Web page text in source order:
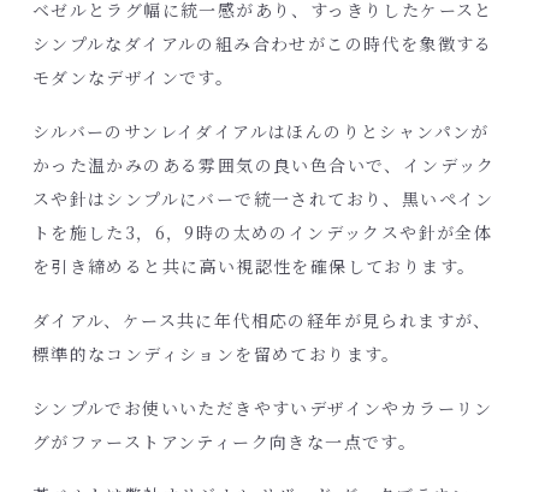
ベゼルとラグ幅に統一感があり、すっきりしたケースと
シンプルなダイアルの組み合わせがこの時代を象徴する
モダンなデザインです。
シルバーのサンレイダイアルはほんのりとシャンパンが
かった温かみのある雰囲気の良い色合いで、インデック
スや針はシンプルにバーで統一されており、黒いペイン
トを施した3，6，9時の太めのインデックスや針が全体
を引き締めると共に高い視認性を確保しております。
ダイアル、ケース共に年代相応の経年が見られますが、
標準的なコンディションを留めております。
シンプルでお使いいただきやすいデザインやカラーリン
グがファーストアンティーク向きな一点です。